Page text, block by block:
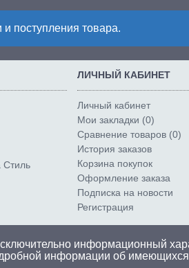
поступления товара.
Стиль
ЛИЧНЫЙ КАБИНЕТ
Личный кабинет
Мои закладки (0)
Сравнение товаров (0)
История заказов
Корзина покупок
Оформление заказа
Подписка на новости
Регистрация
информационный
информации об имеющихся